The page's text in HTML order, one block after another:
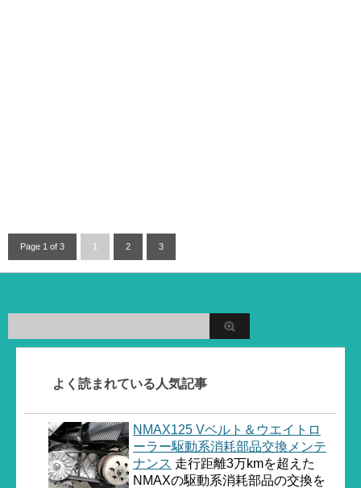
Page 1 of 3 1 2 3
よく読まれている人気記事
NMAX125 Vベルト＆ウエイトロ
ーラー駆動系消耗部品交換メンテ
ナンス 走行距離3万kmを超えた
NMAXの駆動系消耗部品の交換を